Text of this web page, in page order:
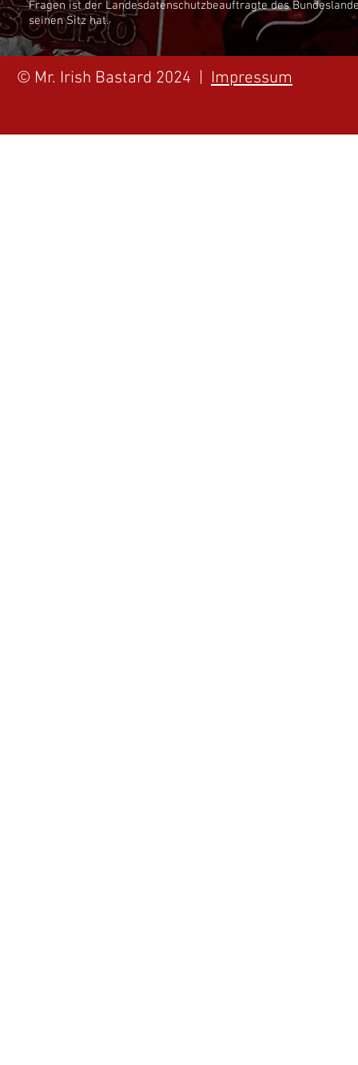
Fragen ist der Landesdatenschutzbeauftragte des
seinen Sitz hat.
© Mr. Irish Bastard 2024 | Impressum